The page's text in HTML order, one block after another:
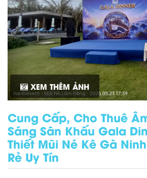
XEM THÊM ẢNH
Cung Cấp, Cho Thuê
Sáng Sân Khấu Gala
Thiết Mũi Né Kê Gà
Rẻ Uy Tín